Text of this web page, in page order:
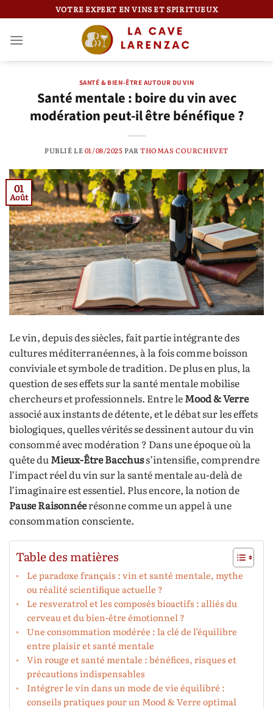
au
contenu
VOTRE EXPERT EN VINS ET SPIRITUEUX
SANTÉ & BIEN-ÊTRE AUTOUR DU VIN
Santé mentale : boire du vin avec
modération peut-il être bénéfique ?
PUBLIÉ LE01/08/2025PARTHOMAS COURCHEVET
01
Août
Le vin, depuis des siècles, fait partie intégrante des
cultures méditerranéennes, à la fois comme boisson
conviviale et symbole de tradition. De plus en plus, la
question de ses effets sur la santé mentale mobilise
chercheurs et professionnels. Entre leMood & Verre
associé aux instants de détente, et le débat sur les effets
biologiques, quelles vérités se dessinent autour du vin
consommé avec modération ? Dans une époque où la
quête du Mieux-Être Bacchuss’intensifie, comprendre
l’impact réel du vin sur la santé mentale au-delà de
l’imaginaire est essentiel. Plus encore, la notion de
Pause Raisonnéerésonne comme un appel à une
consommation consciente.
Table des matières
Le paradoxe français : vin et santé mentale, mythe
ou réalité scientifique actuelle ?
Le resveratrol et les composés bioactifs : alliés du
cerveau et du bien-être émotionnel ?
Une consommation modérée : la clé de l’équilibre
entre plaisir et santé mentale
Vin rouge et santé mentale : bénéfices, risques et
précautions indispensables
Intégrer le vin dans un mode de vie équilibré :
conseils pratiques pour un Mood & Verre optimal